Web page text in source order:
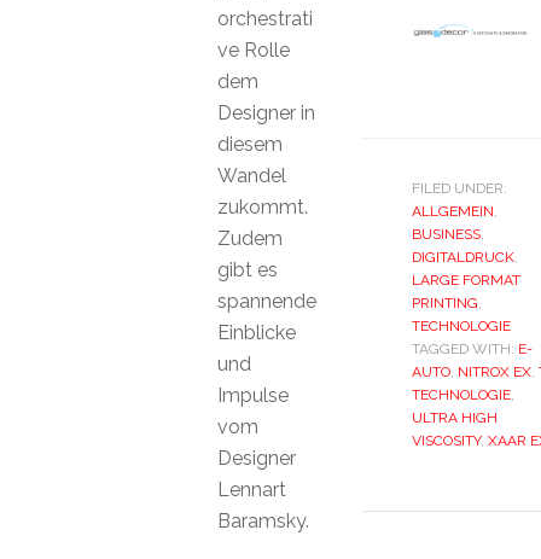
FILED UNDER:
ALLGEMEIN,
BUSINESS,
DIGITALDRUCK,
LARGE FORMAT
PRINTING,
TECHNOLOGIE
TAGGED WITH: E-
AUTO, NITROX EX,
TECHNOLOGIE,
ULTRA HIGH
VISCOSITY, XAAR
orchestrati
ve Rolle
dem
Designer in
diesem
Wandel
zukommt.
Zudem
gibt es
spannende
Einblicke
und
Impulse
vom
Designer
Lennart
Baramsky.